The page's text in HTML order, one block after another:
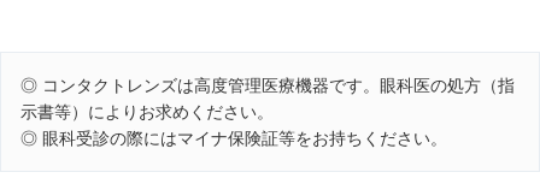
◎ コンタクトレンズは高度管理医療機器です。眼科医の処方（指
示書等）によりお求めください。
◎ 眼科受診の際にはマイナ保険証等をお持ちください。